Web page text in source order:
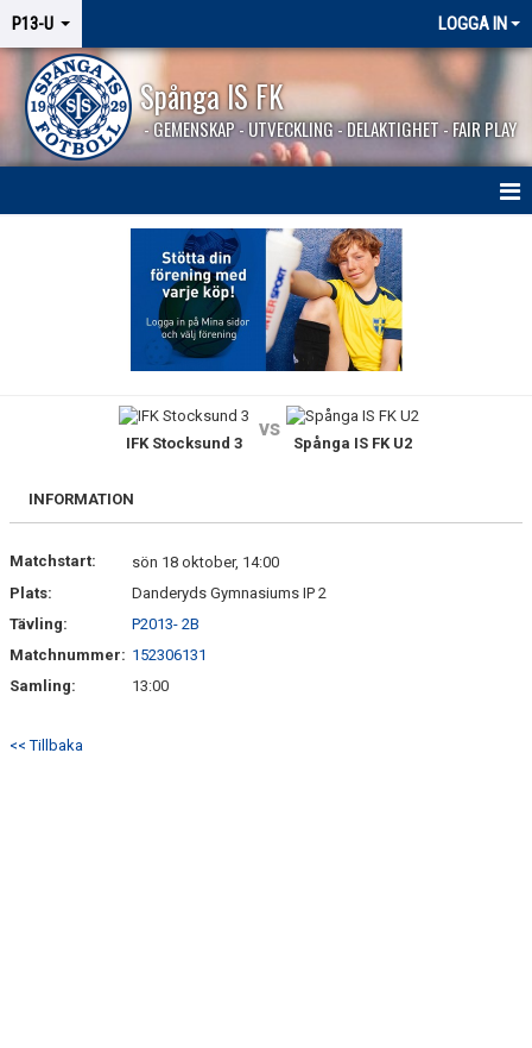
P13-U LOGGA IN
Spånga IS FK
- GEMENSKAP - UTVECKLING - DELAKTIGHET - FAIR PLAY
BILDGALLERI
KONTAKT
IFK Stocksund 3
vs
Spånga IS FK U2
INFORMATION
Matchstart:
sön 18 oktober, 14:00
Plats:
Danderyds Gymnasiums IP 2
Tävling:
P2013- 2B
Matchnummer: 152306131
Samling:
13:00
<< Tillbaka